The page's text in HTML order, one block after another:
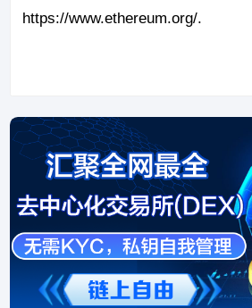
https://www.ethereum.org/.